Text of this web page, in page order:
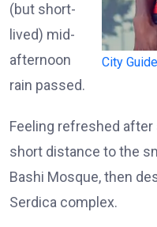
City
(but short-
lived) mid-
afternoon
rain passed.
Feeling refreshed
short distance to the
Bashi Mosque, then
Serdica complex.